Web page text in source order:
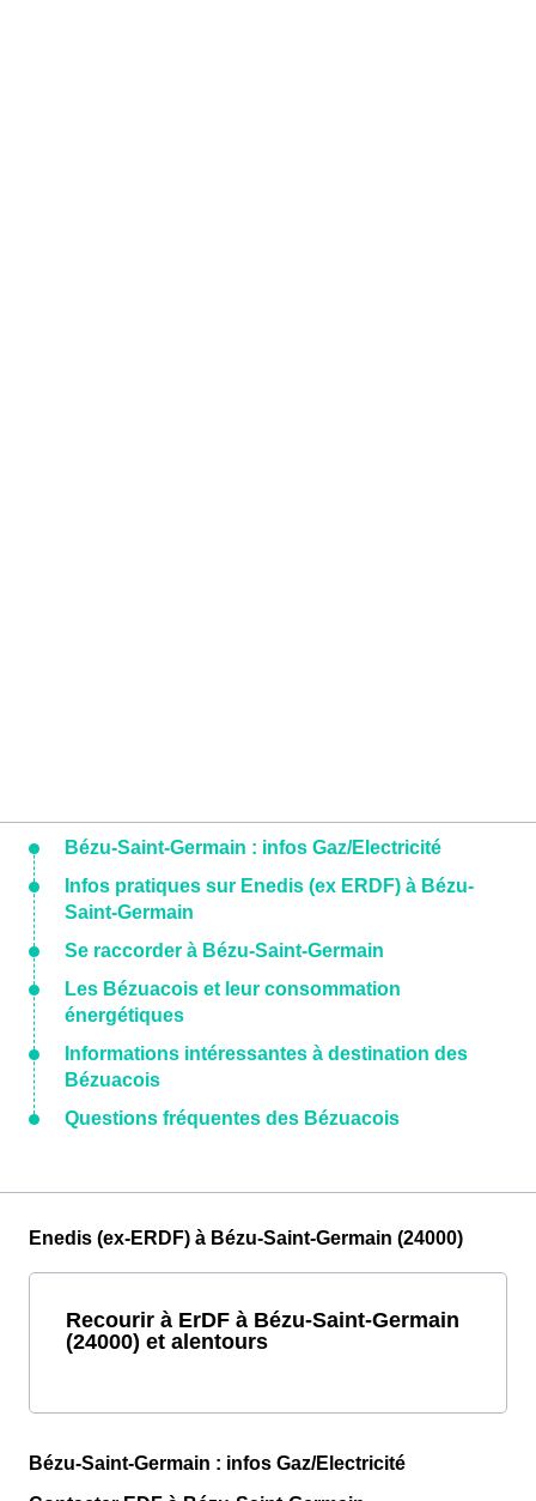
Bézu-Saint-Germain : infos Gaz/Electricité
Infos pratiques sur Enedis (ex ERDF) à Bézu-
Saint-Germain
Se raccorder à Bézu-Saint-Germain
Les Bézuacois et leur consommation
énergétiques
Informations intéressantes à destination des
Bézuacois
Questions fréquentes des Bézuacois
Enedis (ex-ERDF) à Bézu-Saint-Germain (24000)
Recourir à ErDF à Bézu-Saint-Germain
(24000) et alentours
Bézu-Saint-Germain : infos Gaz/Electricité